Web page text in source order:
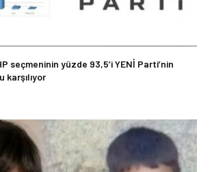
seçmeninin yüzde 93,5’i YENİ Parti’nin
karşılıyor